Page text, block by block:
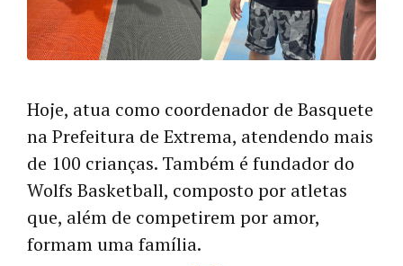
Hoje, atua como coordenador de Basquete
na Prefeitura de Extrema, atendendo mais
de 100 crianças. Também é fundador do
Wolfs Basketball, composto por atletas
que, além de competirem por amor,
formam uma família.